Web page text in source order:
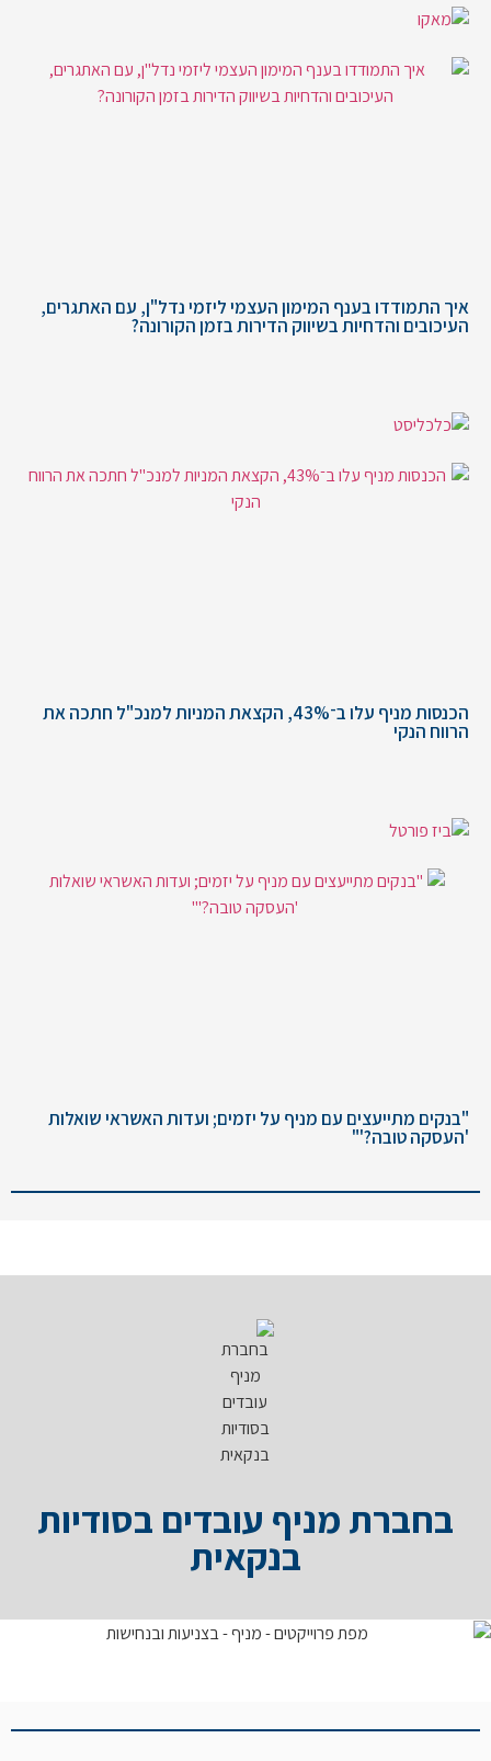
איך התמודדו בענף המימון העצמי ליזמי נדל"ן, עם האתגרים,
העיכובים והדחיות בשיווק הדירות בזמן הקורונה?
הכנסות מניף עלו ב־43%, הקצאת המניות למנכ"ל חתכה את
הרווח הנקי
"בנקים מתייעצים עם מניף על יזמים; ועדות האשראי שואלות
'העסקה טובה?'"
בחברת מניף עובדים בסודיות
בנקאית